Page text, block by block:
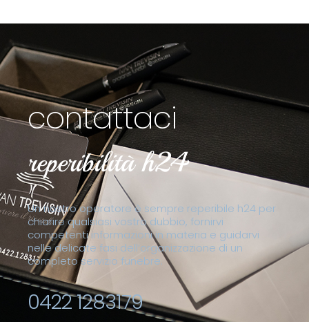
contattaci
reperibilità h24
Un nostro operatore è sempre reperibile h24 per
chiarire qualsiasi vostro dubbio, fornirvi
competenti informazioni in materia e guidarvi
nelle delicate fasi dell’organizzazione di un
completo servizio funebre.
0422 1283179